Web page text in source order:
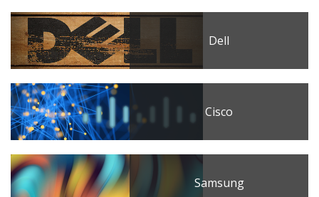
Dell
Cisco
Samsung